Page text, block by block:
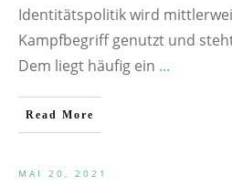
Identitätspolitik wird
Kampfbegriff genutzt und
Dem liegt häufig ein ...
Read More
MAI 20, 2021